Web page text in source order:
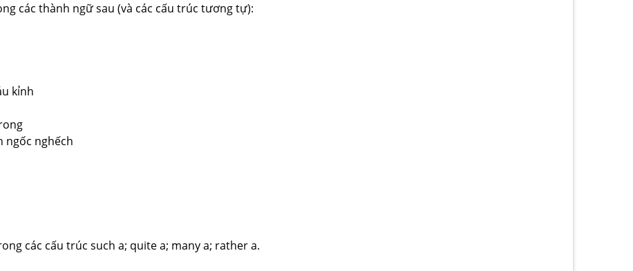
các thành ngữ sau (và các cấu trúc tương tự):
kỉnh
ngốc nghếch
các cấu trúc such a; quite a; many a; rather a.